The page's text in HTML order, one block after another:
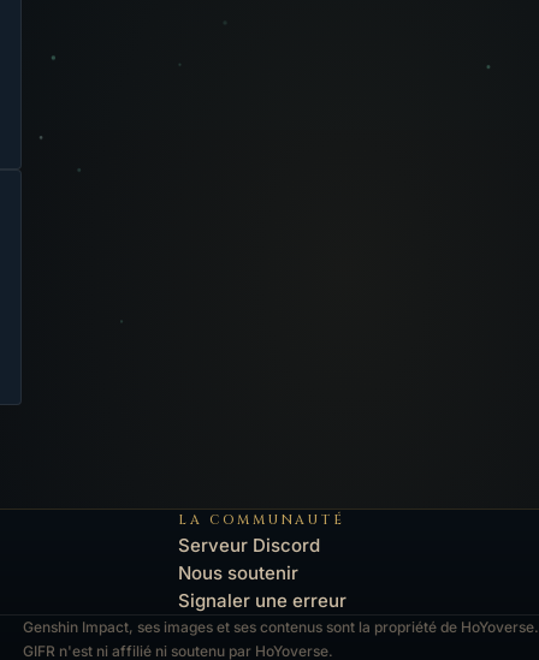
LA COMMUNAUTÉ
Serveur Discord
Nous soutenir
Signaler une erreur
Genshin Impact, ses images et ses contenus sont la propriété de HoYoverse.
GIFR n'est ni affilié ni soutenu par HoYoverse.